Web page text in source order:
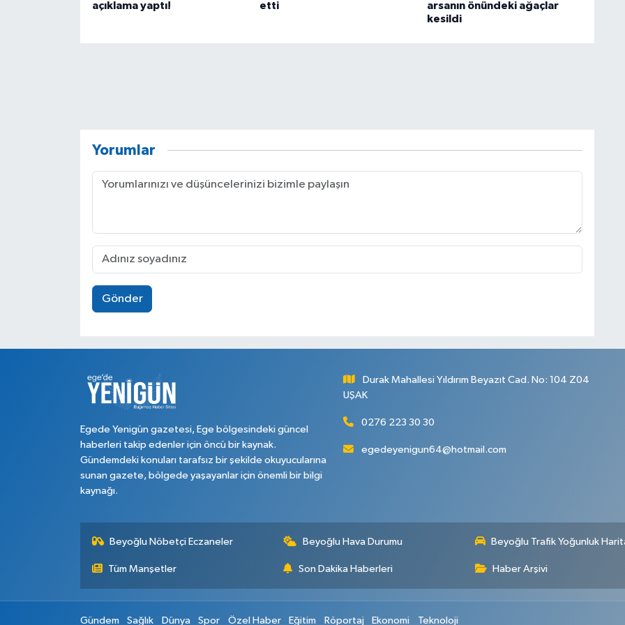
açıklama yaptı! etti
arsanın önündeki ağaçlar
kesildi
Yorumlar
Gönder
Egede Yenigün gazetesi, Ege bölgesindeki güncel
haberleri takip edenler için öncü bir kaynak.
Gündemdeki konuları tarafsız bir şekilde okuyucularına
sunan gazete, bölgede yaşayanlar için önemli bir bilgi
kaynağı.
Durak Mahallesi Yıldırım Beyazıt Cad. No: 104 Z04
UŞAK
0276 223 30 30
egedeyenigun64@hotmail.com
Beyoğlu Nöbetçi Eczaneler Beyoğlu Hava Durumu Beyoğlu Trafik Yoğunluk
Tüm Manşetler Son Dakika Haberleri Haber Arşivi
Gündem Sağlık Dünya Spor Özel Haber Eğitim Röportaj Ekonomi Teknoloji